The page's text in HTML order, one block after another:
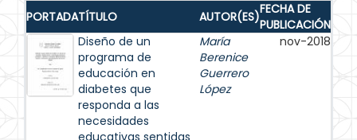
PORTADATÍTULO AUTOR(ES)FECHA DE
PUBLICACIÓN
Diseño de un
programa de
educación en
diabetes que
responda a las
necesidades
educativas sentidas
María
Berenice
Guerrero
López
nov-2018